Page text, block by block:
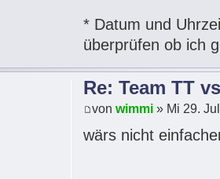
* Datum und
überprüfen ob ich
Re: Team TT
vonwimmi » Mi 29.
wärs nicht